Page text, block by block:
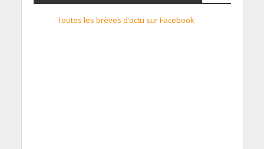
Toutes les brèves d’actu sur Facebook